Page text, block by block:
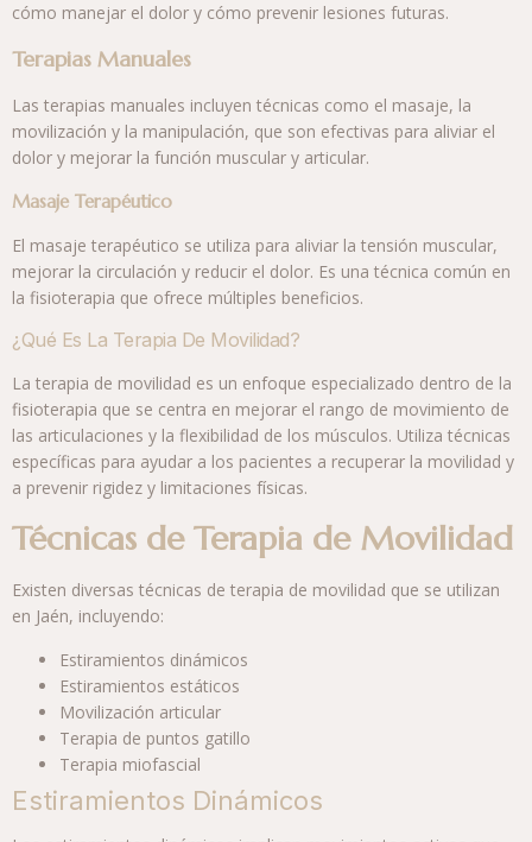
cómo manejar el dolor y cómo prevenir lesiones futuras.
Terapias Manuales
Las terapias manuales incluyen técnicas como el masaje, la
movilización y la manipulación, que son efectivas para aliviar el
dolor y mejorar la función muscular y articular.
Masaje Terapéutico
El masaje terapéutico se utiliza para aliviar la tensión muscular,
mejorar la circulación y reducir el dolor. Es una técnica común en
la fisioterapia que ofrece múltiples beneficios.
¿Qué Es La Terapia De Movilidad?
La terapia de movilidad es un enfoque especializado dentro de la
fisioterapia que se centra en mejorar el rango de movimiento de
las articulaciones y la flexibilidad de los músculos. Utiliza técnicas
específicas para ayudar a los pacientes a recuperar la movilidad y
a prevenir rigidez y limitaciones físicas.
Técnicas de Terapia de Movilidad
Existen diversas técnicas de terapia de movilidad que se utilizan
en Jaén, incluyendo:
Estiramientos dinámicos
Estiramientos estáticos
Movilización articular
Terapia de puntos gatillo
Terapia miofascial
Estiramientos Dinámicos